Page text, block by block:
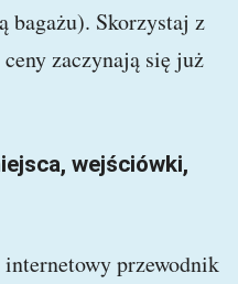
bagażu). Skorzystaj z
ceny zaczynają się już
wejściówki,
przewodnik